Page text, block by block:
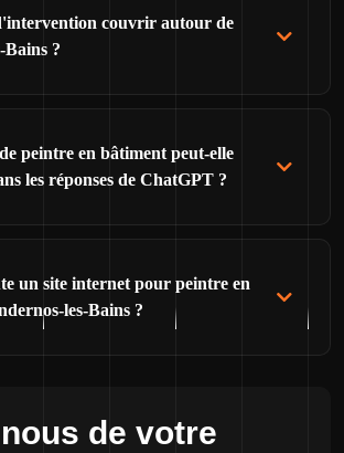
couvrir autour de
Bains ?
peintre en bâtiment peut-elle
les réponses de ChatGPT ?
un site internet pour peintre en
les-Bains ?
de votre